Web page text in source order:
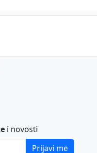
i novosti
Prijavi me